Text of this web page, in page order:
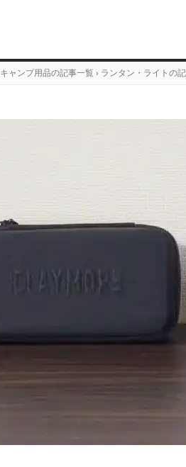
キャンプ用品の記事一覧 › ランタン・ライトの